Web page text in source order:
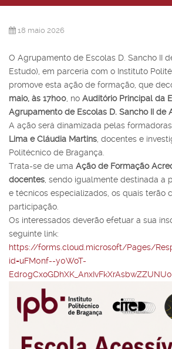
18 maio 2026
O Agrupamento de Escolas D. Sancho II
Estudo), em parceria com o Instituto
promove esta ação de formação, que
maio, às 17h00 , no Auditório Principal da
Agrupamento de Escolas D. Sancho II de
A ação será dinamizada pelas formadoras
Lima e Cláudia Martins , docentes e
Politécnico de Bragança.
Trata-se de uma Ação de Formação
docentes , sendo igualmente destinada a
e técnicos especializados, os quais terão
participação.
Os interessados deverão efetuar a sua
seguinte link:
https://forms.cloud.microsoft/Pages/
id=uFM0nf--y0WoT-